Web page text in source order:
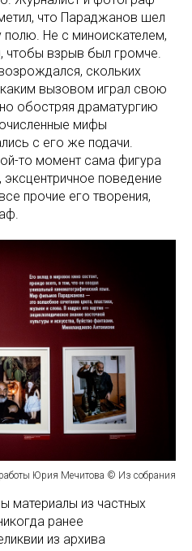
что Параджанов шел
Не с миноискателем,
чтобы взрыв был громче.
скольких
вызовом играл свою
обостряя драматургию
мифы
с его же подачи.
то момент сама фигура
эксцентричное поведение
прочие его творения,
Юрия Мечитова © Из собрания
материалы из частных
ранее
из архива